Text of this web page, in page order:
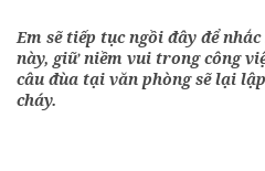
Em sẽ tiếp tục ngồi đây để
này, giữ niềm vui trong công
câu đùa tại văn phòng sẽ lại
cháy.